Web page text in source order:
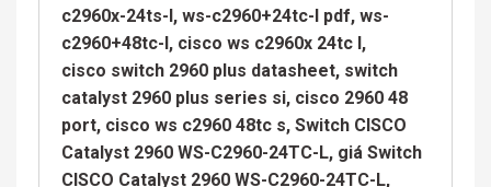
c2960x-24ts-l, ws-c2960+24tc-l pdf, ws-
c2960+48tc-l, cisco ws c2960x 24tc l,
cisco switch 2960 plus datasheet, switch
catalyst 2960 plus series si, cisco 2960 48
port, cisco ws c2960 48tc s, Switch CISCO
Catalyst 2960 WS-C2960-24TC-L, giá Switch
CISCO Catalyst 2960 WS-C2960-24TC-L,